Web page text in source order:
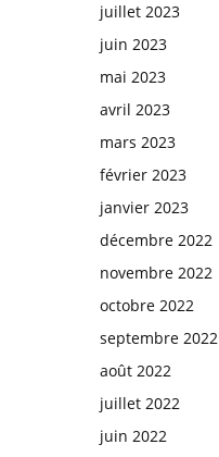
juillet 2023
juin 2023
mai 2023
avril 2023
mars 2023
février 2023
janvier 2023
décembre 2022
novembre 2022
octobre 2022
septembre 2022
août 2022
juillet 2022
juin 2022